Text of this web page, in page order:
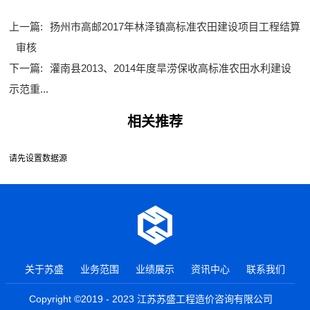
上一篇:
扬州市高邮2017年林泽镇高标准农田建设项目工程结算
审核
下一篇:
灌南县2013、2014年度旱涝保收高标准农田水利建设
示范重...
相关推荐
请先设置数据源
关于苏盛 业务范围 业绩展示 资讯中心 联系我们
Copyright ©2019 - 2023 江苏苏盛工程造价咨询有限公司